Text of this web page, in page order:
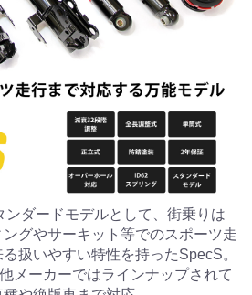
ンダードモデルとして、街乗りは
グやサーキット等でのスポーツ走
扱いやすい特性を持ったSpecS。
メーカーではラインナップされて